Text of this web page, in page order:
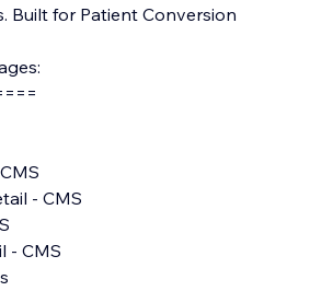
Built for Patient Conversion
- CMS
- CMS